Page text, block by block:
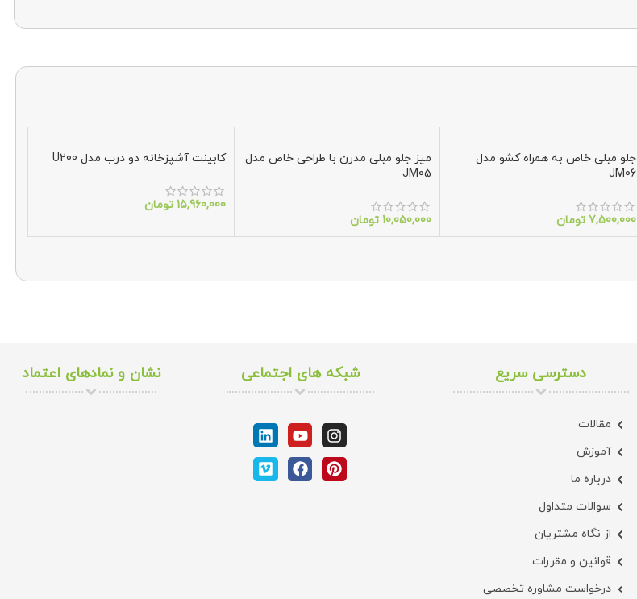
جلو مبلی خاص به همراه کشو مدل
JM06
7,500,000 تومان
میز جلو مبلی مدرن با طراحی خاص مدل
JM05
10,050,000 تومان
کابینت آشپزخانه دو درب مدل U200
15,960,000 تومان
دسترسی سریع
مقالات
آموزش
درباره ما
سوالات متداول
از نگاه مشتریان
قوانین و مقررات
درخواست مشاوره تخصصی
شبکه های اجتماعی نشان و نمادهای اعتماد